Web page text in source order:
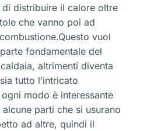
distribuire il calore oltre
che vanno poi ad
vuol
fondamentale del
altrimenti diventa
tutto l’intricato
modo è interessante
parti che si usurano
ad altre, quindi il